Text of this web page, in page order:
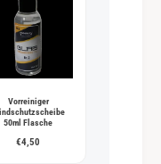
Vorreiniger
50ml Flasche
€4,50